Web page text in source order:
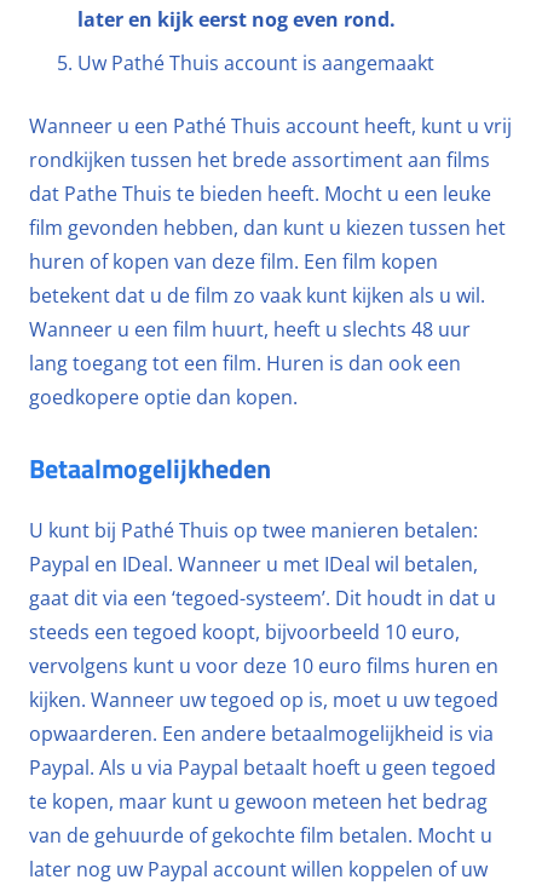
later en kijk eerst nog even rond.
Uw Pathé Thuis account is aangemaakt
Wanneer u een Pathé Thuis account heeft, kunt u vrij
rondkijken tussen het brede assortiment aan films
dat Pathe Thuis te bieden heeft. Mocht u een leuke
film gevonden hebben, dan kunt u kiezen tussen het
huren of kopen van deze film. Een film kopen
betekent dat u de film zo vaak kunt kijken als u wil.
Wanneer u een film huurt, heeft u slechts 48 uur
lang toegang tot een film. Huren is dan ook een
goedkopere optie dan kopen.
Betaalmogelijkheden
U kunt bij Pathé Thuis op twee manieren betalen:
Paypal en IDeal. Wanneer u met IDeal wil betalen,
gaat dit via een ‘tegoed-systeem’. Dit houdt in dat u
steeds een tegoed koopt, bijvoorbeeld 10 euro,
vervolgens kunt u voor deze 10 euro films huren en
kijken. Wanneer uw tegoed op is, moet u uw tegoed
opwaarderen. Een andere betaalmogelijkheid is via
Paypal. Als u via Paypal betaalt hoeft u geen tegoed
te kopen, maar kunt u gewoon meteen het bedrag
van de gehuurde of gekochte film betalen. Mocht u
later nog uw Paypal account willen koppelen of uw